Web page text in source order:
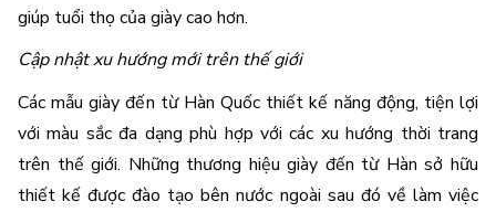
giúp tuổi thọ của giày cao hơn.
Cập nhật xu hướng mới trên thế giới
Các mẫu giày đến từ Hàn Quốc thiết kế năng động, tiện lợi
với màu sắc đa dạng phù hợp với các xu hướng thời trang
trên thế giới. Những thương hiệu giày đến từ Hàn sở hữu
thiết kế được đào tạo bên nước ngoài sau đó về làm việc